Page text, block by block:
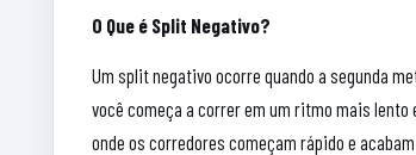
O Que é Split Negativo?
Um split negativo ocorre quando a segunda
você começa a correr em um ritmo mais
onde os corredores começam rápido e